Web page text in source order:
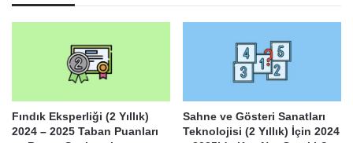
Fındık Eksperliği (2 Yıllık)
2024 – 2025 Taban Puanları
Sahne ve Gösteri Sanatları
Teknolojisi (2 Yıllık) İçin 2024